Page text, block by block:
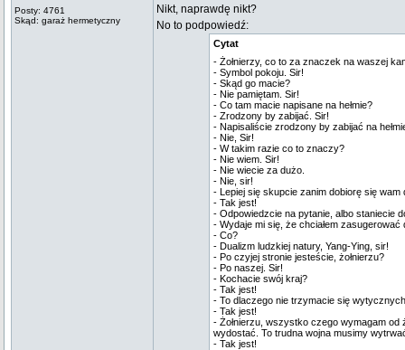
Posty: 4761
Skąd: garaż hermetyczny
Nikt, naprawdę nikt?
No to podpowiedź:
Cytat
- Żołnierzy, co to za znaczek na waszej
- Symbol pokoju. Sir!
- Skąd go macie?
- Nie pamiętam. Sir!
- Co tam macie napisane na hełmie?
- Zrodzony by zabijać. Sir!
- Napisaliście zrodzony by zabijać na
- Nie, Sir!
- W takim razie co to znaczy?
- Nie wiem. Sir!
- Nie wiecie za dużo.
- Nie, sir!
- Lepiej się skupcie zanim dobiorę się wam
- Tak jest!
- Odpowiedzcie na pytanie, albo staniecie
- Wydaje mi się, że chciałem zasugerować
- Co?
- Dualizm ludzkiej natury, Yang-Ying, sir!
- Po czyjej stronie jesteście, żołnierzu?
- Po naszej. Sir!
- Kochacie swój kraj?
- Tak jest!
- To dlaczego nie trzymacie się
- Tak jest!
- Żołnierzu, wszystko czego wymagam od
wydostać. To trudna wojna musimy
- Tak jest!